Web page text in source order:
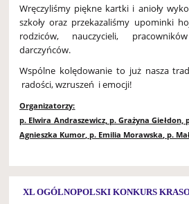
Wręczyliśmy piękne kartki i anioły
szkoły oraz przekazaliśmy upominki
rodziców, nauczycieli,
darczyńców.
Wspólne kolędowanie to już nasza
radości, wzruszeń i emocji!
Organizatorzy:
p. Elwira Andraszewicz, p. Grażyna Giełdon,
Agnieszka Kumor, p. Emilia Morawska, p.
XL OGÓLNOPOLSKI KONKURS